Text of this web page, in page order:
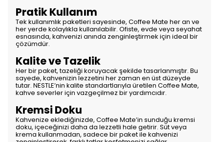
Pratik Kullanım
Tek kullanımlık paketleri sayesinde, Coffee Mate her an ve
her yerde kolaylıkla kullanılabilir. Ofiste, evde veya seyahat
esnasında, kahvenizi anında zenginleştirmek için ideal bir
çözümdür.
Kalite ve Tazelik
Her bir paket, tazeliği koruyacak şekilde tasarlanmıştır. Bu
sayede, kahvenizin lezzetini her zaman en üst düzeyde
tutar. NESTLE’nin kalite standartlarıyla üretilen Coffee Mate,
kahve severler için vazgeçilmez bir yardımcıdır.
Kremsi Doku
Kahvenize eklediğinizde, Coffee Mate’in sunduğu kremsi
doku, içeceğinizi daha da lezzetli hale getirir. Süt veya
krema kullanmadan, sadece bir paket ile kahvenizi